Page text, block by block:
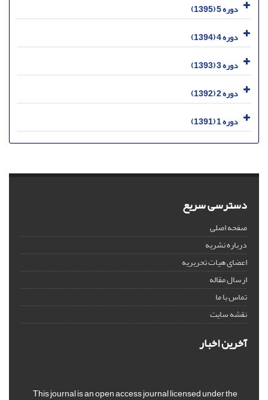
دوره 5 (1395)
دوره 4 (1394)
دوره 3 (1393)
دوره 2 (1392)
دوره 1 (1391)
دسترسی سریع
صفحه اصلی
درباره نشریه
اعضای هیات تحریریه
ارسال مقاله
تماس با ما
نقشه سایت
آخرین اخبار
This journal is an open access journal licensed under the